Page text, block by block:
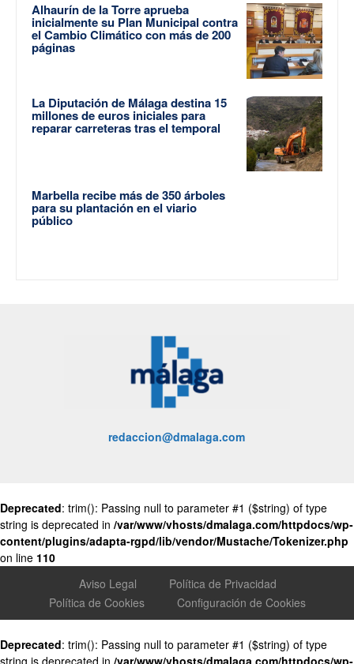
Alhaurín de la Torre aprueba
inicialmente su Plan Municipal contra
el Cambio Climático con más de 200
páginas
La Diputación de Málaga destina 15
millones de euros iniciales para
reparar carreteras tras el temporal
Marbella recibe más de 350 árboles
para su plantación en el viario
público
redaccion@dmalaga.com
Deprecated: trim(): Passing null to parameter #1 ($string) of type
string is deprecated in /var/www/vhosts/dmalaga.com/httpdocs/wp-
content/plugins/adapta-rgpd/lib/vendor/Mustache/Tokenizer.php
on line 110
Aviso Legal
Política de Privacidad
Política de Cookies
Configuración de Cookies
Deprecated: trim(): Passing null to parameter #1 ($string) of type